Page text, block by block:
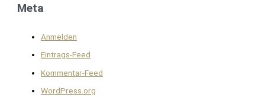
Meta
Anmelden
Eintrags-Feed
Kommentar-Feed
WordPress.org